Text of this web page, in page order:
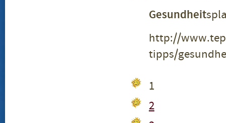
Gesundheit
http://
tipps/
1
2